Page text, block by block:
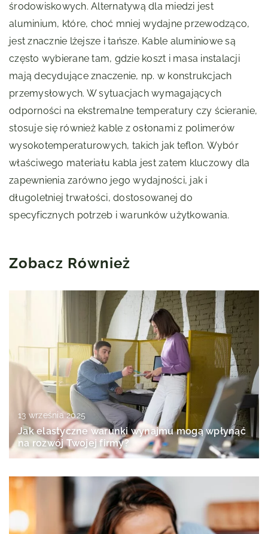
środowiskowych. Alternatywą dla miedzi jest
aluminium, które, choć mniej wydajne przewodząco,
jest znacznie lżejsze i tańsze. Kable aluminiowe są
często wybierane tam, gdzie koszt i masa instalacji
mają decydujące znaczenie, np. w konstrukcjach
przemysłowych. W sytuacjach wymagających
odporności na ekstremalne temperatury czy ścieranie,
stosuje się również kable z osłonami z polimerów
wysokotemperaturowych, takich jak teflon. Wybór
właściwego materiału kabla jest zatem kluczowy dla
zapewnienia zarówno jego wydajności, jak i
długoletniej trwałości, dostosowanej do
specyficznych potrzeb i warunków użytkowania.
Zobacz Również
13 września 2025
Jak elastyczne warunki wynajmu mogą wpłynąć
na rozwój Twojej firmy?